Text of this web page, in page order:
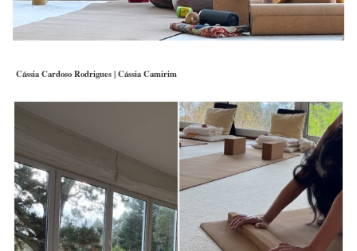
Cássia Cardoso Rodrigues | Cássia Camirim